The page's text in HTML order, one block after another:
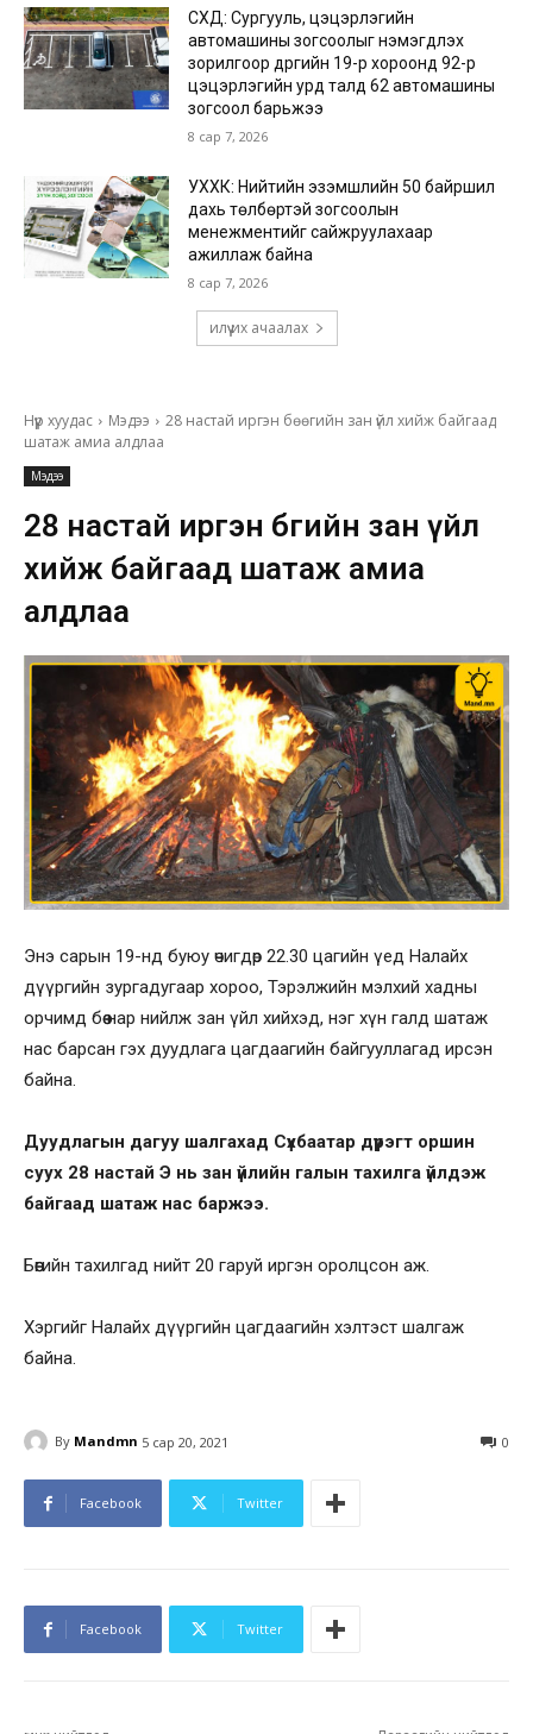
СХД: Сургууль, цэцэрлэгийн
автомашины зогсоолыг нэмэгдүүлэх
зорилгоор дүүргийн 19-р хороонд 92-р
цэцэрлэгийн урд талд 62 автомашины
зогсоол барьжээ
8 сар 7, 2026
УХХК: Нийтийн эзэмшлийн 50 байршил
дахь төлбөртэй зогсоолын
менежментийг сайжруулахаар
ажиллаж байна
8 сар 7, 2026
илүү их ачаалах